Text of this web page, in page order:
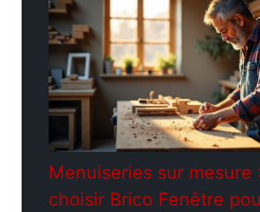
Menuiseries sur mesure
choisir Brico Fenêtre